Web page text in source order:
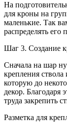
На
для кроны на
маленькие. Так
распределять
Шаг 3. Создание
Сначала на шар
крепления ствола
которую до
декор. Благодаря
труда закрепить
Разметка для